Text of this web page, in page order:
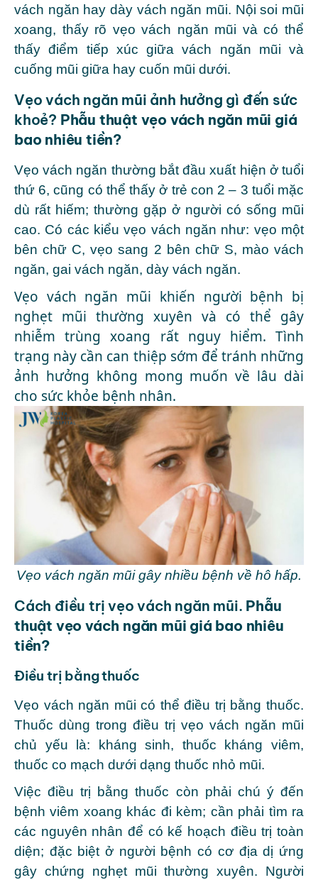
vách ngăn hay dày vách ngăn mũi. Nội soi mũi
xoang, thấy rõ vẹo vách ngăn mũi và có thể
thấy điểm tiếp xúc giữa vách ngăn mũi và
cuống mũi giữa hay cuốn mũi dưới.
Vẹo vách ngăn mũi ảnh hưởng gì đến sức
khoẻ? Phẫu thuật vẹo vách ngăn mũi giá
bao nhiêu tiền?
Vẹo vách ngăn thường bắt đầu xuất hiện ở tuổi
thứ 6, cũng có thể thấy ở trẻ con 2 – 3 tuổi mặc
dù rất hiếm; thường gặp ở người có sống mũi
cao. Có các kiểu vẹo vách ngăn như: vẹo một
bên chữ C, vẹo sang 2 bên chữ S, mào vách
ngăn, gai vách ngăn, dày vách ngăn.
Vẹo vách ngăn mũi khiến người bệnh bị
nghẹt mũi thường xuyên và có thể gây
nhiễm trùng xoang rất nguy hiểm. Tình
trạng này cần can thiệp sớm để tránh những
ảnh hưởng không mong muốn về lâu dài
cho sức khỏe bệnh nhân.
Vẹo vách ngăn mũi gây nhiều bệnh về hô hấp.
Cách điều trị vẹo vách ngăn mũi. Phẫu
thuật vẹo vách ngăn mũi giá bao nhiêu
tiền?
Điều trị bằng thuốc
Vẹo vách ngăn mũi có thể điều trị bằng thuốc.
Thuốc dùng trong điều trị vẹo vách ngăn mũi
chủ yếu là: kháng sinh, thuốc kháng viêm,
thuốc co mạch dưới dạng thuốc nhỏ mũi.
Việc điều trị bằng thuốc còn phải chú ý đến
bệnh viêm xoang khác đi kèm; cần phải tìm ra
các nguyên nhân để có kế hoạch điều trị toàn
diện; đặc biệt ở người bệnh có cơ địa dị ứng
gây chứng nghẹt mũi thường xuyên. Người